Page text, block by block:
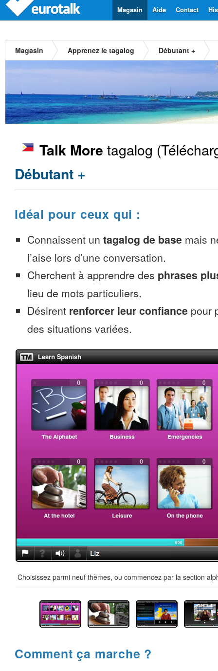
Contact
Aide
Magasin
Magasin Apprenez le tagalog Débutant +
Talk More tagalog
Débutant +
Idéal pour ceux qui :
Connaissent un tagalog de base mais
l’aise lors d’une conversation.
Cherchent à apprendre des phrases
lieu de mots particuliers.
Désirent renforcer leur confiance pour
des situations variées.
Choisissez parmi neuf thèmes, ou commencez par la section
Comment ça marche ?